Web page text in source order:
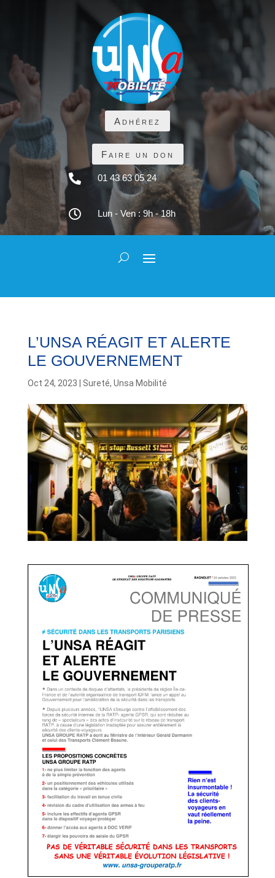
Adhérez
Faire un don
 01 43 63 05 24
 Lun - Ven : 9h - 18h
L’UNSA RÉAGIT ET ALERTE
LE GOUVERNEMENT
Oct 24, 2023 Sureté, Unsa Mobilité